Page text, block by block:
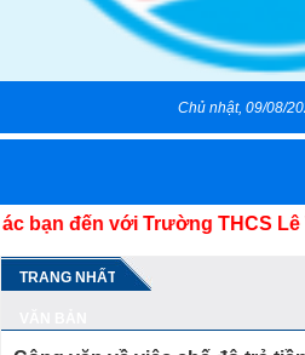
Chủ nhật, 09/08/
với Trường THCS Lê Văn
TRANG NHẤT